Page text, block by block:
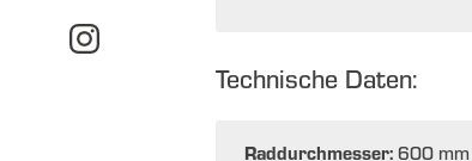
Technische Daten:
Raddurchmesser: 600 mm